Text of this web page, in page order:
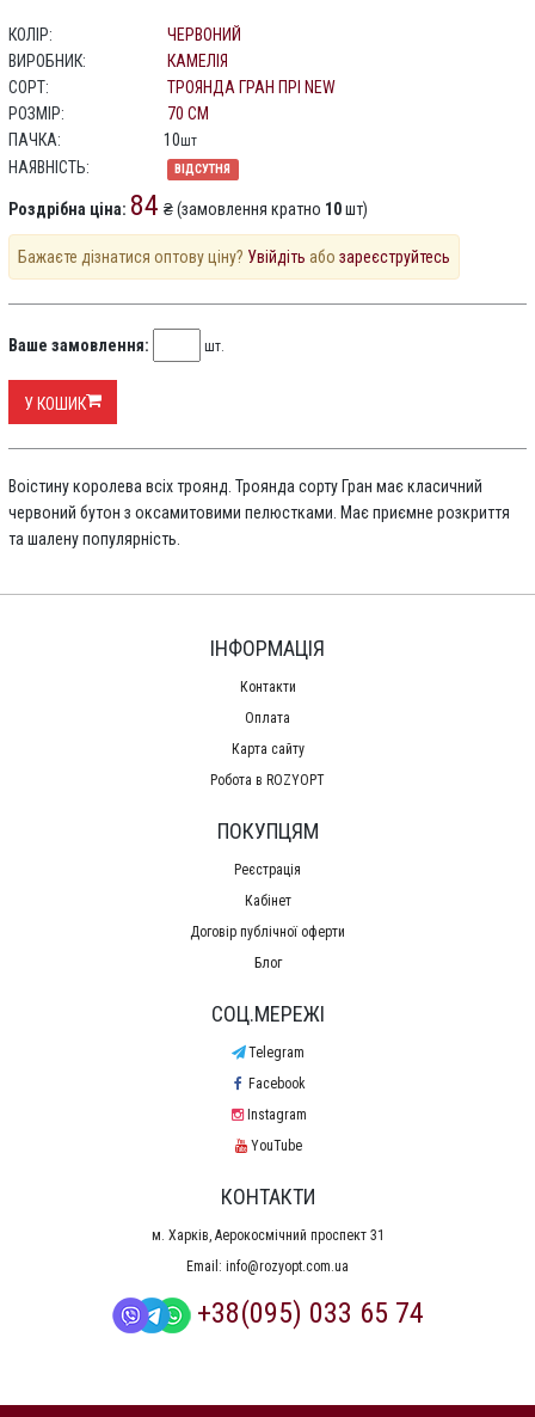
КОЛІР:
ЧЕРВОНИЙ
ВИРОБНИК:
КАМЕЛІЯ
СОРТ:
ТРОЯНДА ГРАН ПРІ NEW
РОЗМІР:
70 СМ
ПАЧКА:
10шт
НАЯВНІСТЬ: ВІДСУТНЯ
Роздрібна ціна: 84 ₴ (замовлення кратно 10шт)
Бажаєте дізнатися оптову ціну? Увійдіть або зареєструйтесь
Ваше замовлення: шт.
У КОШИК
Воістину королева всіх троянд. Троянда сорту Гран має класичний
червоний бутон з оксамитовими пелюстками. Має приємне розкриття
та шалену популярність.
ІНФОРМАЦІЯ
Контакти
Оплата
Карта сайту
Робота в ROZYOPT
ПОКУПЦЯМ
Реєстрація
Кабінет
Договір публічної оферти
Блог
СОЦ.МЕРЕЖІ
Telegram
Facebook
Instagram
YouTube
КОНТАКТИ
м. Харків, Аерокосмічний проспект 31
Email: info@rozyopt.com.ua
+38(095) 033 65 74